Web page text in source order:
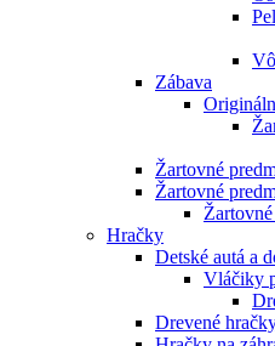
Zábava
Žartovné
Žartovné
Hračky
Detské autá a
Vláčiky
Drevené